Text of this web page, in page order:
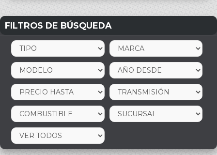
FILTROS DE BÚSQUEDA